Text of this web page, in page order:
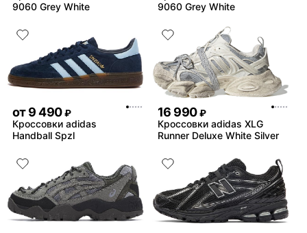
9060 Grey White
9060 Grey White
от9 490 ₽
Кроссовки adidas
Handball Spzl
16 990 ₽
Кроссовки adidas XLG
Runner Deluxe White Silver